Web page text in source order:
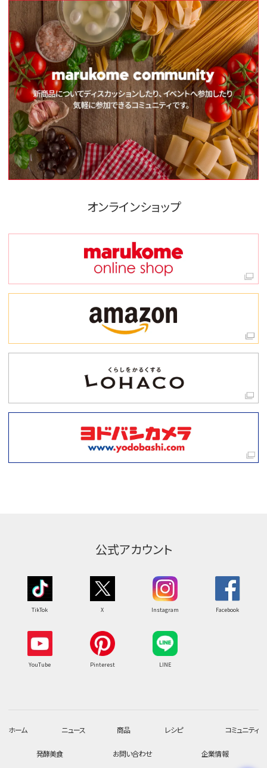
オンラインショップ
公式アカウント
TikTok X Instagram Facebook
YouTube Pinterest LINE
ホーム ニュース 商品 レシピ コミュニティ
発酵美食 お問い合わせ 企業情報